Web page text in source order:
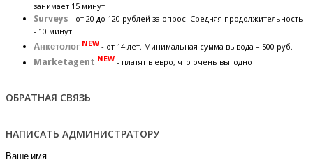
занимает 15 минут
Surveys - от 20 до 120 рублей за опрос. Средняя продолжительность
- 10 минут
Анкетолог NEW - от 14 лет. Минимальная сумма вывода – 500 руб.
Marketagent NEW - платят в евро, что очень выгодно
ОБРАТНАЯ СВЯЗЬ
НАПИСАТЬ АДМИНИСТРАТОРУ
Ваше имя